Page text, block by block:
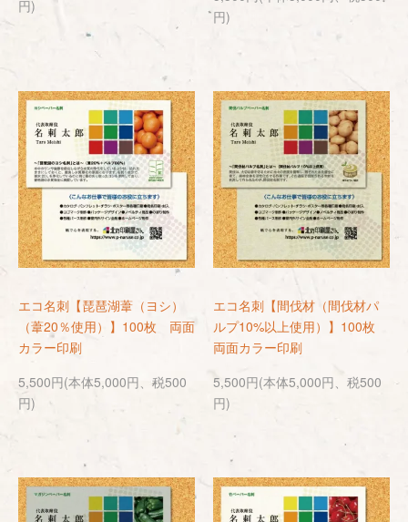
円)
円)
エコ名刺【琵琶湖葦（ヨシ）
（葦20％使用）】100枚 両面
カラー印刷
5,500円(本体5,000円、税500
円)
エコ名刺【間伐材（間伐材パ
ルプ10%以上使用）】100枚
両面カラー印刷
5,500円(本体5,000円、税500
円)